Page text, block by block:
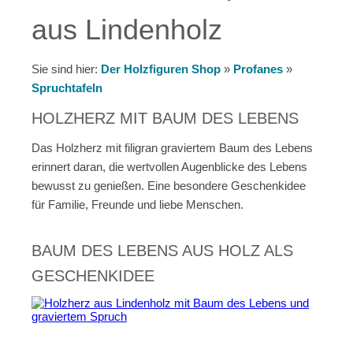
aus Lindenholz
Sie sind hier: Der Holzfiguren Shop » Profanes »
Spruchtafeln
HOLZHERZ MIT BAUM DES LEBENS
Das Holzherz mit filigran graviertem Baum des Lebens
erinnert daran, die wertvollen Augenblicke des Lebens
bewusst zu genießen. Eine besondere Geschenkidee
für Familie, Freunde und liebe Menschen.
BAUM DES LEBENS AUS HOLZ ALS
GESCHENKIDEE